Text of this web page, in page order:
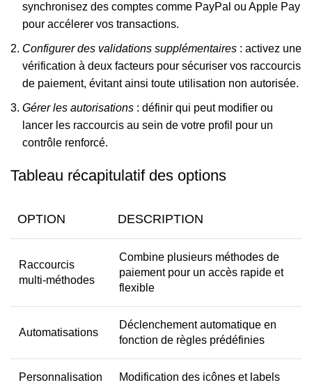
synchronisez des comptes comme PayPal ou Apple Pay
pour accélerer vos transactions.
Configurer des validations supplémentaires : activez une
vérification à deux facteurs pour sécuriser vos raccourcis
de paiement, évitant ainsi toute utilisation non autorisée.
Gérer les autorisations : définir qui peut modifier ou
lancer les raccourcis au sein de votre profil pour un
contrôle renforcé.
Tableau récapitulatif des options
OPTION DESCRIPTION
Raccourcis
multi-méthodes
Combine plusieurs méthodes de
paiement pour un accès rapide et
flexible
Automatisations
Déclenchement automatique en
fonction de règles prédéfinies
Personnalisation Modification des icônes et labels